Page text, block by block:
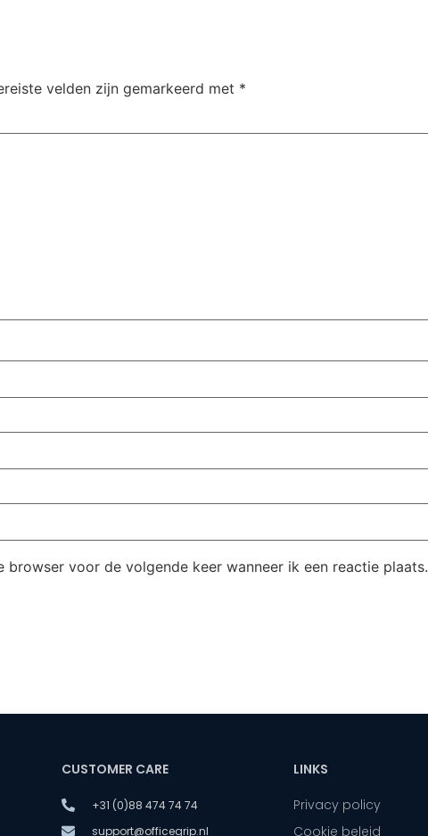
velden zijn gemarkeerd met *
browser voor de volgende keer wanneer ik een reactie plaats.
CUSTOMER CARE
+31 (0)88 474 74 74
support@officegrip.nl
LINKS
Privacy policy
Cookie beleid